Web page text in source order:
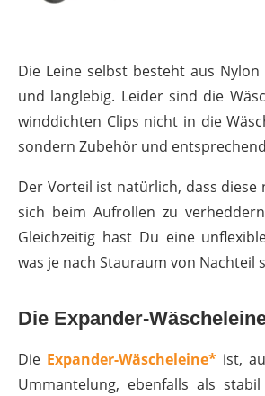
Die Leine selbst besteht aus
und langlebig. Leider sind die
winddichten Clips nicht in die
sondern Zubehör und
Der Vorteil ist natürlich, dass diese
sich beim Aufrollen zu
Gleichzeitig hast Du eine
was je nach Stauraum von Nachteil
Die Expander-
Die Expander-Wäscheleine* ist,
Ummantelung, ebenfalls als